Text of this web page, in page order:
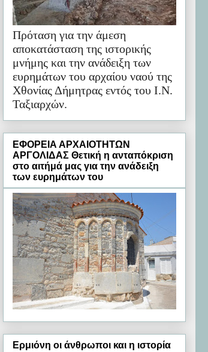
Πρόταση για την άμεση
αποκατάσταση της ιστορικής
μνήμης και την ανάδειξη των
ευρημάτων του αρχαίου ναού της
Χθονίας Δήμητρας εντός του Ι.Ν.
Ταξιαρχών.
ΕΦΟΡΕΙΑ ΑΡΧΑΙΟΤΗΤΩΝ
ΑΡΓΟΛΙΔΑΣ Θετική η ανταπόκριση
στο αιτήμά μας για την ανάδειξη
των ευρημάτων του
Ερμιόνη oι άνθρωποι και η ιστορία